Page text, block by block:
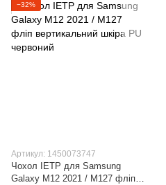
−32%
Артикул: 1450073747
Чохол IETP для Samsung
Galaxy M12 2021 / M127 фліп